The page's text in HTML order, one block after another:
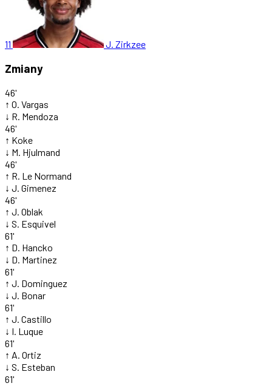
11 J. Zirkzee
Zmiany
46'
↑ O. Vargas
↓ R. Mendoza
46'
↑ Koke
↓ M. Hjulmand
46'
↑ R. Le Normand
↓ J. Gimenez
46'
↑ J. Oblak
↓ S. Esquivel
61'
↑ D. Hancko
↓ D. Martinez
61'
↑ J. Dominguez
↓ J. Bonar
61'
↑ J. Castillo
↓ I. Luque
61'
↑ A. Ortiz
↓ S. Esteban
61'